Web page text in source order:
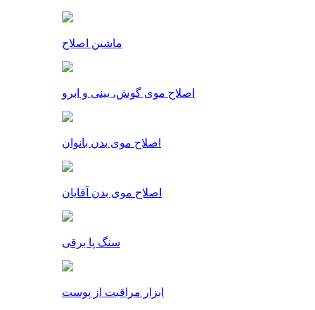
ماشین اصلاح
اصلاح موی گوش، بینی و ابرو
اصلاح موی بدن بانوان
اصلاح موی بدن آقایان
سنگ پا برقی
ابزار مراقبت از پوست